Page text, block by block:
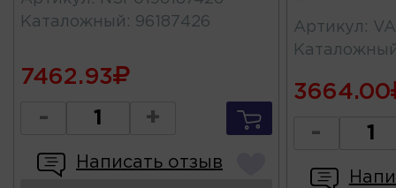
Каталожный : 96187426
7462.93
- +
Написать отзыв
Артикул :
3664.00
-